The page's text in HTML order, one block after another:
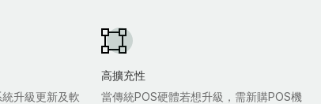
升級更新及軟
高擴充性
當傳統POS硬體若想升級，需新購POS機